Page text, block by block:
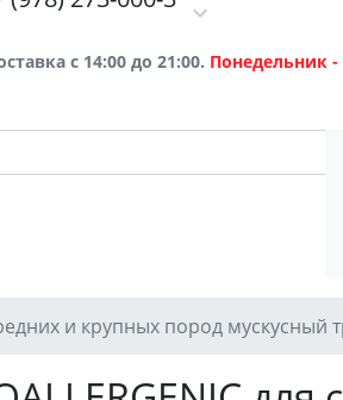
с 14:00 до 21:00. Понедельник
и крупных пород мускусный